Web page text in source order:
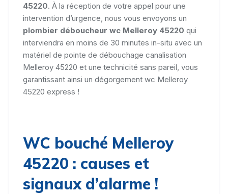
45220. À la réception de votre appel pour une
intervention d’urgence, nous vous envoyons un
plombier déboucheur wc Melleroy 45220 qui
interviendra en moins de 30 minutes in-situ avec un
matériel de pointe de débouchage canalisation
Melleroy 45220 et une technicité sans pareil, vous
garantissant ainsi un dégorgement wc Melleroy
45220 express !
WC bouché Melleroy
45220 : causes et
signaux d’alarme !